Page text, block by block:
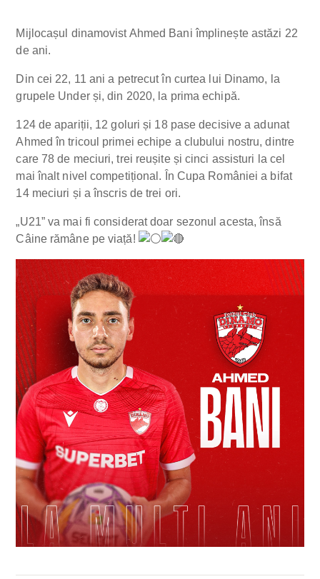
Mijlocașul dinamovist Ahmed Bani împlinește astăzi 22
de ani.
Din cei 22, 11 ani a petrecut în curtea lui Dinamo, la
grupele Under și, din 2020, la prima echipă.
124 de apariții, 12 goluri și 18 pase decisive a adunat
Ahmed în tricoul primei echipe a clubului nostru, dintre
care 78 de meciuri, trei reușite și cinci assisturi la cel
mai înalt nivel competițional. În Cupa României a bifat
14 meciuri și a înscris de trei ori.
„U21” va mai fi considerat doar sezonul acesta, însă
Câine rămâne pe viață!